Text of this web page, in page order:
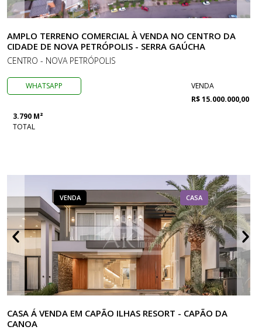
AMPLO TERRENO COMERCIAL À VENDA NO CENTRO DA
CIDADE DE NOVA PETRÓPOLIS - SERRA GAÚCHA
CENTRO - NOVA PETRÓPOLIS
WHATSAPP
VENDA
R$ 15.000.000,00
3.790 M²
TOTAL
VENDA CASA
CASA Á VENDA EM CAPÃO ILHAS RESORT - CAPÃO DA
CANOA